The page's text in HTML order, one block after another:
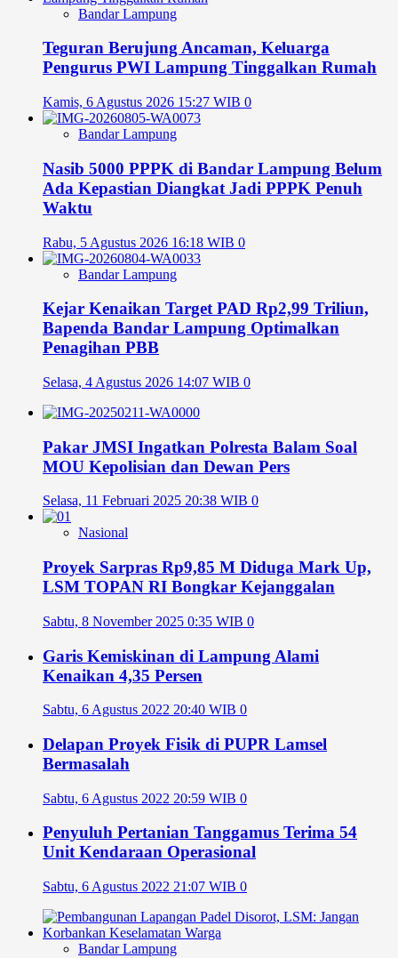
Bandar Lampung
Teguran Berujung Ancaman, Keluarga
Pengurus PWI Lampung Tinggalkan Rumah
Kamis, 6 Agustus 2026 15:27 WIB 0
Bandar Lampung
Nasib 5000 PPPK di Bandar Lampung Belum
Ada Kepastian Diangkat Jadi PPPK Penuh
Waktu
Rabu, 5 Agustus 2026 16:18 WIB 0
Bandar Lampung
Kejar Kenaikan Target PAD Rp2,99 Triliun,
Bapenda Bandar Lampung Optimalkan
Penagihan PBB
Selasa, 4 Agustus 2026 14:07 WIB 0
Pakar JMSI Ingatkan Polresta Balam Soal
MOU Kepolisian dan Dewan Pers
Selasa, 11 Februari 2025 20:38 WIB 0
Nasional
Proyek Sarpras Rp9,85 M Diduga Mark Up,
LSM TOPAN RI Bongkar Kejanggalan
Sabtu, 8 November 2025 0:35 WIB 0
Garis Kemiskinan di Lampung Alami
Kenaikan 4,35 Persen
Sabtu, 6 Agustus 2022 20:40 WIB 0
Delapan Proyek Fisik di PUPR Lamsel
Bermasalah
Sabtu, 6 Agustus 2022 20:59 WIB 0
Penyuluh Pertanian Tanggamus Terima 54
Unit Kendaraan Operasional
Sabtu, 6 Agustus 2022 21:07 WIB 0
Bandar Lampung